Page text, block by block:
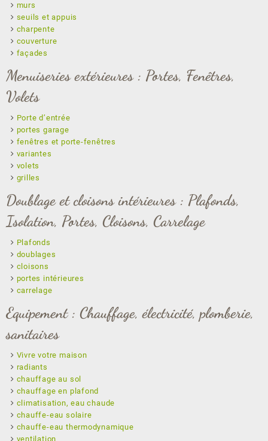
murs
seuils et appuis
charpente
couverture
façades
Menuiseries extérieures : Portes, Fenêtres,
Volets
Porte d’entrée
portes garage
fenêtres et porte-fenêtres
variantes
volets
grilles
Doublage et cloisons intérieures : Plafonds,
Isolation, Portes, Cloisons, Carrelage
Plafonds
doublages
cloisons
portes intérieures
carrelage
Equipement : Chauffage, électricité, plomberie,
sanitaires
Vivre votre maison
radiants
chauffage au sol
chauffage en plafond
climatisation, eau chaude
chauffe-eau solaire
chauffe-eau thermodynamique
ventilation